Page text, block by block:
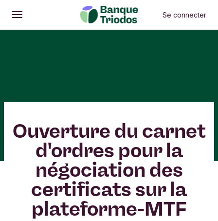
Ouvrir
Menu principal Se connecter
Ouverture du carnet
d'ordres pour la
négociation des
certificats sur la
plateforme-MTF